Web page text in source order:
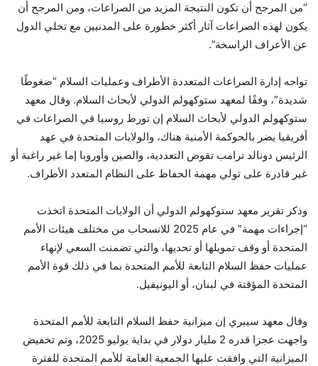
“من المرجح أن تكون النتيجة المزيد من الصراعات، ومن المرجح أن
يكون لهذه الصراعات آثار أكثر خطورة على المدنيين مع تخلي الدول
عن الأعراف الراسخة”.
تواجه إدارة الصراعات المتعددة الأطراف وعمليات السلام “ضغوطًا
شديدة”، وفقًا لمعهد ستوكهولم الدولي لأبحاث السلام. وقال معهد
ستوكهولم الدولي لأبحاث السلام إن تورط روسيا في الصراعات في
أفريقيا يضر بالحوكمة الأمنية هناك، والولايات المتحدة في عهد
الرئيس دونالد ترامب تقوض التعددية، والصين وأوروبا إما غير راغبة أو
غير قادرة على تولي مهمة الحفاظ على النظام المتعدد الأطراف.
وذكر تقرير معهد ستوكهولم الدولي أن الولايات المتحدة اتخذت
“إجراءات مهمة” في عام 2025 للانسحاب من مختلف هيئات الأمم
المتحدة أو وقف تمويلها أو تحديها، والتي تضمنت السعي لإنهاء
عمليات حفظ السلام التابعة للأمم المتحدة بما في ذلك قوة الأمم
المتحدة المؤقتة في لبنان، أو اليونيفيل.
وقال معهد سيبري إن ميزانية حفظ السلام التابعة للأمم المتحدة
واجهت عجزا قدره 2 مليار دولار في بداية يوليو 2025، وتم تخفيض
الميزانية التي وافقت عليها الجمعية العامة للأمم المتحدة للفترة